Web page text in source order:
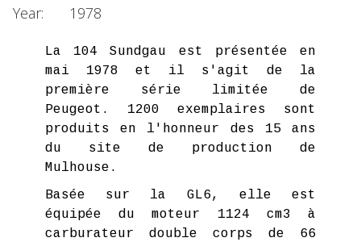
Year: 1978
La 104 Sundgau est présentée en
mai 1978 et il s'agit de la
première série limitée de
Peugeot. 1200 exemplaires sont
produits en l'honneur des 15 ans
du site de production de
Mulhouse.
Basée sur la GL6, elle est
équipée du moteur 1124 cm3 à
carburateur double corps de 66